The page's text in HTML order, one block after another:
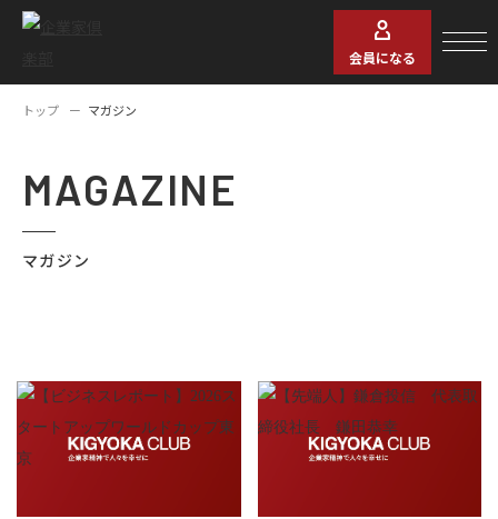
会員になる
トップ マガジン
MAGAZINE
マガジン